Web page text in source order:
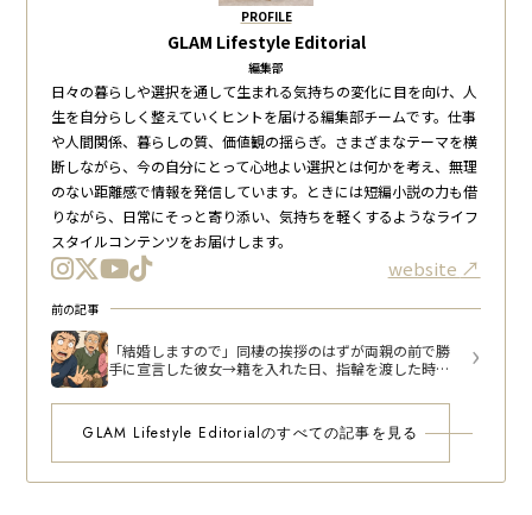
PROFILE
GLAM Lifestyle Editorial
編集部
日々の暮らしや選択を通して生まれる気持ちの変化に目を向け、人
生を自分らしく整えていくヒントを届ける編集部チームです。仕事
や人間関係、暮らしの質、価値観の揺らぎ。さまざまなテーマを横
断しながら、今の自分にとって心地よい選択とは何かを考え、無理
のない距離感で情報を発信しています。ときには短編小説の力も借
りながら、日常にそっと寄り添い、気持ちを軽くするようなライフ
スタイルコンテンツをお届けします。
website
前の記事
「結婚しますので」同棲の挨拶のはずが両親の前で勝
手に宣言した彼女→籍を入れた日、指輪を渡した時に
GLAM Lifestyle Editorialのすべての記事を見る